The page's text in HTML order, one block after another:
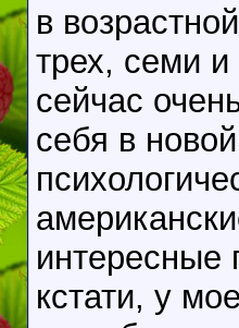
в
трех, семи и
сейчас
себя в
интересные
кстати, у